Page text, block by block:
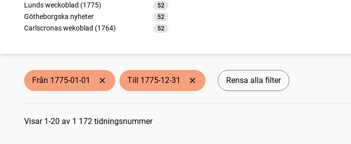
Lunds weckoblad (1775)
52
träffar
Götheborgska nyheter
52
träffar
Carlscronas wekoblad (1764)
52
träffar
träffar
Tidningar utgifne af et sällskap i Åbo
träffarFrån 1775-01-01 Till 1775-12-31 Rensa alla filter
Sökresultat
Visar 1-20 av 1 172 tidningsnummer